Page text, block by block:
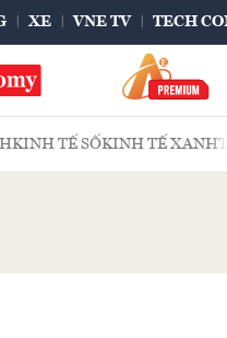
XE VNE TV TECH
KINH TẾ SỐKINH TẾ XANH